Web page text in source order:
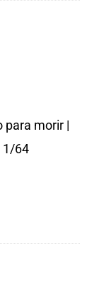
para morir |
1/64